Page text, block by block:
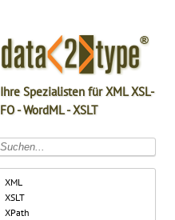
Ihre Spezialisten für XML XSL-
FO - WordML - XSLT
XML
XSLT
XPath